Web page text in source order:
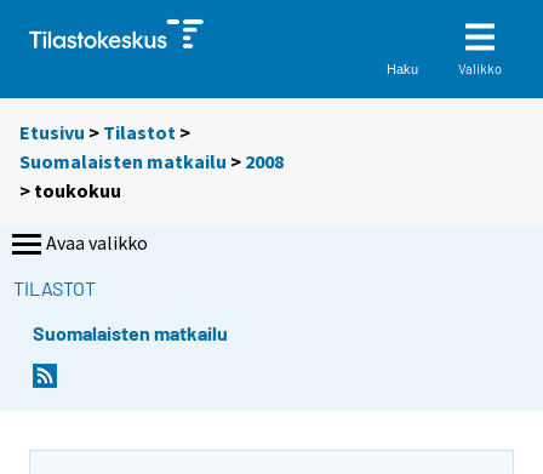
Haku Valikko
Etusivu > Tilastot >
Suomalaisten matkailu > 2008
> toukokuu
Avaa valikko
TILASTOT
Suomalaisten matkailu